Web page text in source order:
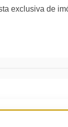
exclusiva de